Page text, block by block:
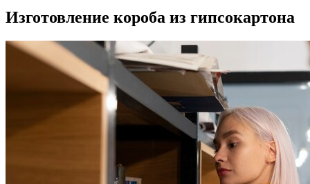
Изготовление короба из гипсокартона